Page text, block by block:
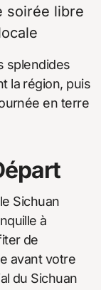
soirée libre
splendides
la région, puis
en terre
Sichuan
à
de
avant votre
du Sichuan